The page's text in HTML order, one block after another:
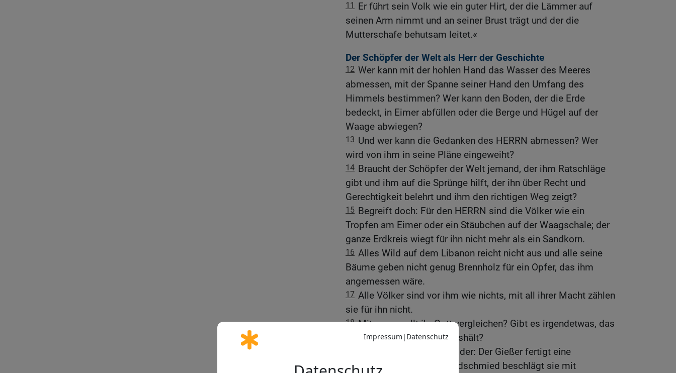
11
Er führt sein Volk wie ein guter Hirt, der die Lämmer auf
seinen Arm nimmt und an seiner Brust trägt und der die
Mutterschafe behutsam leitet.«
Der Schöpfer der Welt als Herr der Geschichte
12 Wer kann mit der hohlen Hand das Wasser des Meeres
abmessen, mit der Spanne seiner Hand den Umfang des
Himmels bestimmen? Wer kann den Boden, der die Erde
bedeckt, in Eimer abfüllen oder die Berge und Hügel auf der
Waage abwiegen?
13 Und wer kann die Gedanken des HERRN abmessen? Wer
wird von ihm in seine Pläne eingeweiht?
14 Braucht der Schöpfer der Welt jemand, der ihm Ratschläge
gibt und ihm auf die Sprünge hilft, der ihn über Recht und
Gerechtigkeit belehrt und ihm den richtigen Weg zeigt?
15 Begreift doch: Für den HERRN sind die Völker wie ein
Tropfen am Eimer oder ein Stäubchen auf der Waagschale; der
ganze Erdkreis wiegt für ihn nicht mehr als ein Sandkorn.
16 Alles Wild auf dem Libanon reicht nicht aus und alle seine
Bäume geben nicht genug Brennholz für ein Opfer, das ihm
angemessen wäre.
17 Alle Völker sind vor ihm wie nichts, mit all ihrer Macht zählen
sie für ihn nicht.
18 Mit wem wollt ihr Gott vergleichen? Gibt es irgendetwas, das
einen Vergleich mit ihm aushält?
Da machen sie Götterbilder: Der Gießer fertigt eine
Bronzefigur an und der Goldschmied beschlägt sie mit